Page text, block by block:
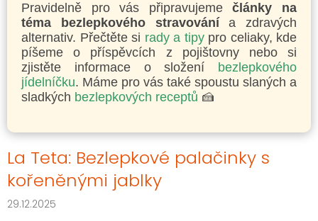
Pravidelně pro vás připravujemečlánky na
téma bezlepkového stravovánía zdravých
alternativ. Přečtěte si rady a tipypro celiaky, kde
píšeme o příspěvcích z pojištovny nebo si
zjistěte informace o složení bezlepkového
jídelníčku. Máme pro vás také spoustu slaných a
sladkých bezlepkových receptů 🍰
V
ý
p
i
La Teta: Bezlepkové palačinky s
kořeněnými jablky
29.12.2025